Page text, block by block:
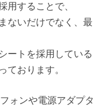
用することで、
ないだけでなく、最
ートを採用している
ております。
ォンや電源アダプタ